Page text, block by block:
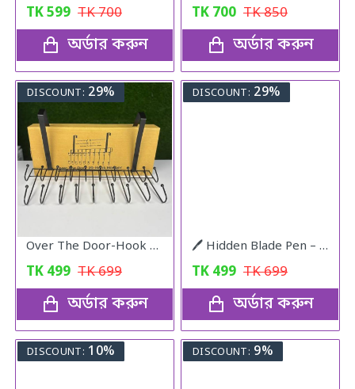
TK599 TK700
অর্ডার করুন
TK 700 TK850
অর্ডার করুন
DISCOUNT: 29%
Over The Door-Hook Hanger
TK 499 TK699
অর্ডার করুন
DISCOUNT: 29%
🖊️ Hidden Blade Pen – Self Defense Tactical Tool
TK 499 TK699
অর্ডার করুন
DISCOUNT: 10% DISCOUNT: 9%